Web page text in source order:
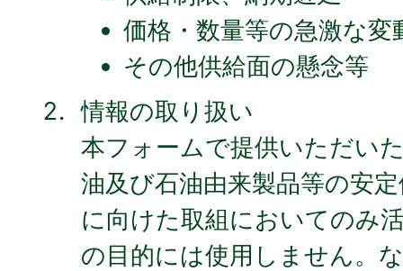
価格・数量等の急激な変
その他供給面の懸念等
情報の取り扱い
本フォームで提供いただい
油及び石油由来製品等の安
に向けた取組においてのみ
の目的には使用しません。